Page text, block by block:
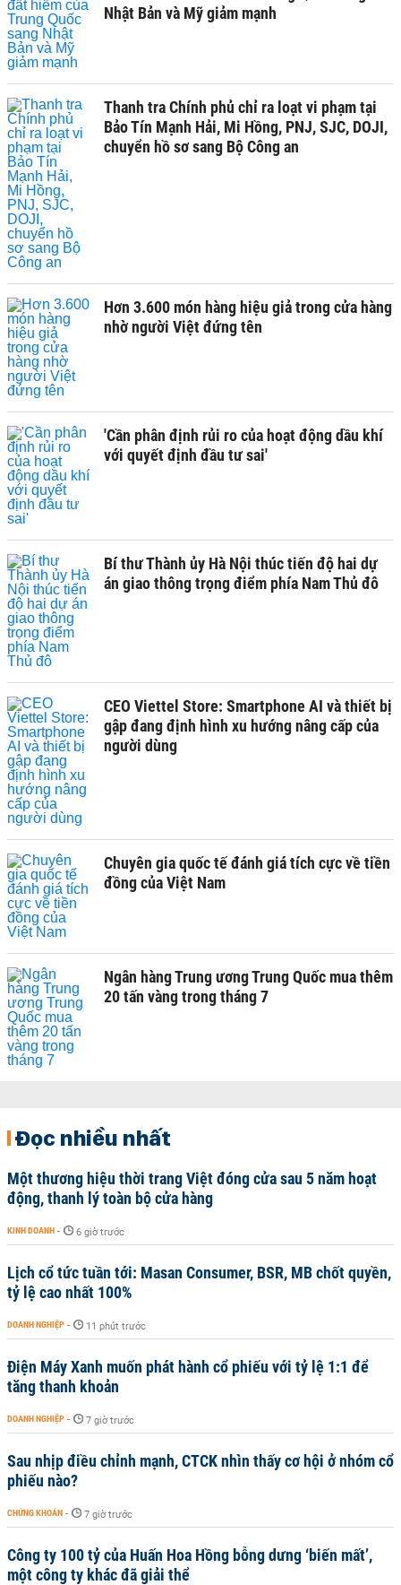
Nhật Bản và Mỹ giảm mạnh
Thanh tra Chính phủ chỉ ra loạt vi phạm tại
Bảo Tín Mạnh Hải, Mi Hồng, PNJ, SJC, DOJI,
chuyển hồ sơ sang Bộ Công an
Hơn 3.600 món hàng hiệu giả trong cửa hàng
nhờ người Việt đứng tên
'Cần phân định rủi ro của hoạt động dầu khí
với quyết định đầu tư sai'
Bí thư Thành ủy Hà Nội thúc tiến độ hai dự
án giao thông trọng điểm phía Nam Thủ đô
CEO Viettel Store: Smartphone AI và thiết bị
gập đang định hình xu hướng nâng cấp của
người dùng
Chuyên gia quốc tế đánh giá tích cực về tiền
đồng của Việt Nam
Ngân hàng Trung ương Trung Quốc mua thêm
20 tấn vàng trong tháng 7
Đọc nhiều nhất
Một thương hiệu thời trang Việt đóng cửa sau 5 năm hoạt
động, thanh lý toàn bộ cửa hàng
KINH DOANH - 6 giờ trước
Lịch cổ tức tuần tới: Masan Consumer, BSR, MB chốt quyền,
tỷ lệ cao nhất 100%
DOANH NGHIỆP - 11 phút trước
Điện Máy Xanh muốn phát hành cổ phiếu với tỷ lệ 1:1 để
tăng thanh khoản
DOANH NGHIỆP - 7 giờ trước
Sau nhịp điều chỉnh mạnh, CTCK nhìn thấy cơ hội ở nhóm cổ
phiếu nào?
CHỨNG KHOÁN - 7 giờ trước
Công ty 100 tỷ của Huấn Hoa Hồng bỗng dưng ‘biến mất’,
một công ty khác đã giải thể